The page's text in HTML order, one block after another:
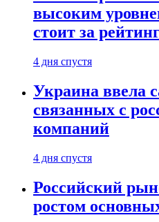
высоким
стоит за
4 дня спустя
Украина ввела
связанных с
компаний
4 дня спустя
Российский
ростом